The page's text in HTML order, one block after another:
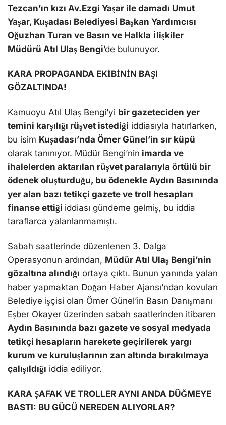
Tezcan’ın kızı Av.Ezgi Yaşar ile damadı Umut
Yaşar, Kuşadası Belediyesi Başkan Yardımcısı
Oğuzhan Turan ve Basın ve Halkla İlişkiler
Müdürü Atıl Ulaş Bengi’de bulunuyor.
KARA PROPAGANDA EKİBİNİN BAŞI
GÖZALTINDA!
Kamuoyu Atıl Ulaş Bengi’yi bir gazeteciden yer
temini karşılığı rüşvet istediği iddiasıyla hatırlarken,
bu isim Kuşadası’nda Ömer Günel’in sır küpü
olarak tanınıyor. Müdür Bengi’nin imarda ve
ihalelerden aktarılan rüşvet paralarıyla örtülü bir
ödenek oluşturduğu, bu ödenekle Aydın Basınında
yer alan bazı tetikçi gazete ve troll hesapları
finanse ettiği iddiası gündeme gelmiş, bu iddia
taraflarca yalanlanmamıştı.
Sabah saatlerinde düzenlenen 3. Dalga
Operasyonun ardından, Müdür Atıl Ulaş Bengi’nin
gözaltına alındığı ortaya çıktı. Bunun yanında yalan
haber yapmaktan Doğan Haber Ajansı’ndan kovulan
Belediye işçisi olan Ömer Günel’in Basın Danışmanı
Eşber Okayer üzerinden sabah saatlerinden itibaren
Aydın Basınında bazı gazete ve sosyal medyada
tetikçi hesapların harekete geçirilerek yargı
kurum ve kuruluşlarının zan altında bırakılmaya
çalışıldığı iddia ediliyor.
KARA ŞAFAK VE TROLLER AYNI ANDA DÜĞMEYE
BASTI: BU GÜCÜ NEREDEN ALIYORLAR?